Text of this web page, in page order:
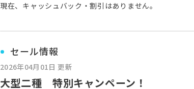
現在、キャッシュバック・割引はありません。
セール情報
2026年04月01日 更新
大型二種 特別キャンペーン！